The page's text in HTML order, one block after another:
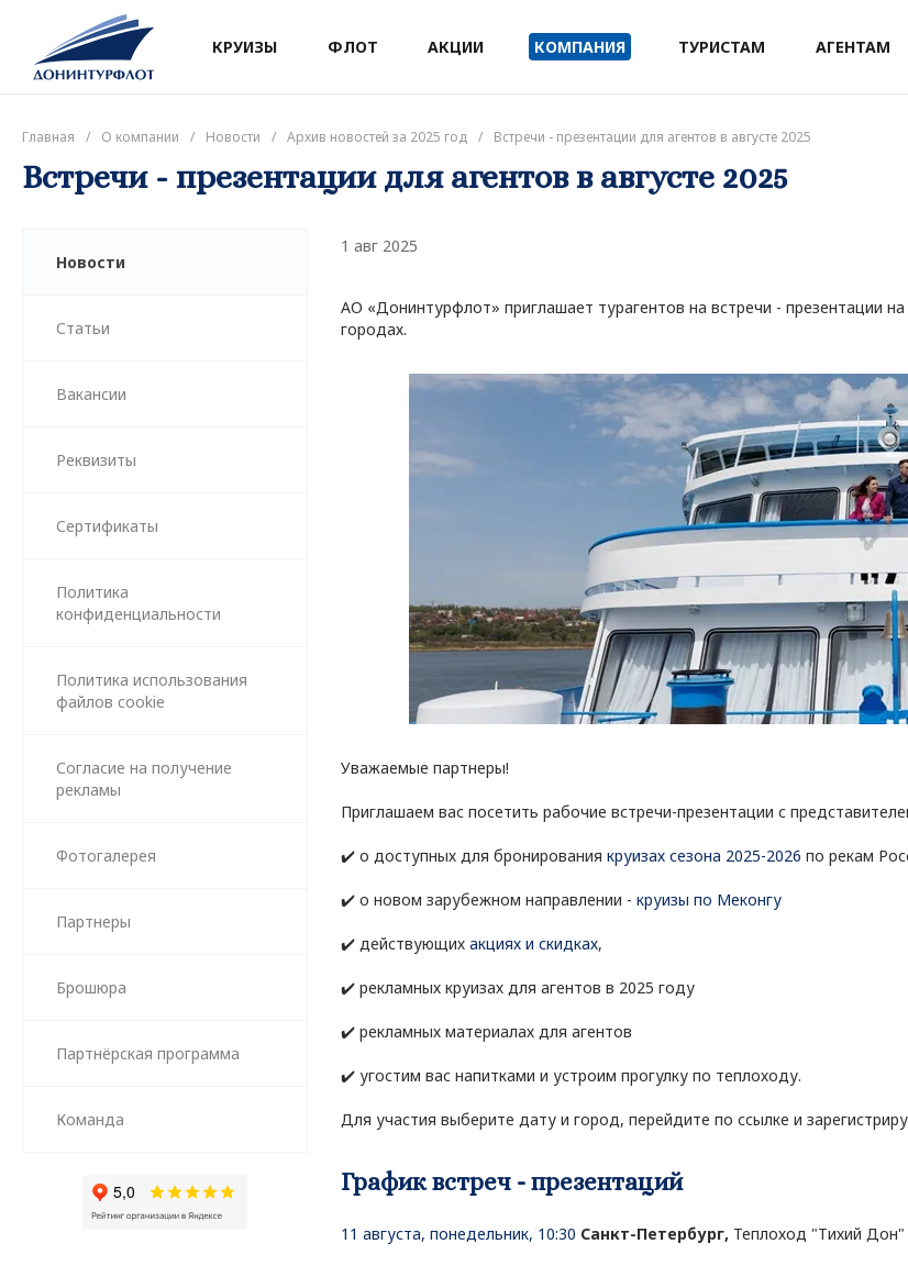
КРУИЗЫ ФЛОТ АКЦИИ КОМПАНИЯ ТУРИСТАМ АГЕНТАМ
Главная / О компании / Новости / Архив новостей за 2025 год / Встречи - презентации для агентов в августе 2025
Встречи - презентации для агентов в августе 2025
Новости
Статьи
Вакансии
Реквизиты
Сертификаты
Политика
конфиденциальности
Политика использования
файлов cookie
Согласие на получение
рекламы
Фотогалерея
Партнеры
Брошюра
Партнёрская программа
Команда
1 авг 2025
АО «Донинтурфлот» приглашает турагентов на встречи - презентации
городах.
Уважаемые партнеры!
Приглашаем вас посетить рабочие встречи-презентации с
✔️ о доступных для бронирования круизах сезона 2025-2026 по рекам
✔️ о новом зарубежном направлении - круизы по Меконгу
✔️ действующих акциях и скидках,
✔️ рекламных круизах для агентов в 2025 году
✔️ рекламных материалах для агентов
✔️ угостим вас напитками и устроим прогулку по теплоходу.
Для участия выберите дату и город, перейдите по ссылке и
График встреч - презентаций
11 августа, понедельник, 10:30 Санкт-Петербург, Теплоход "Тихий Дон"